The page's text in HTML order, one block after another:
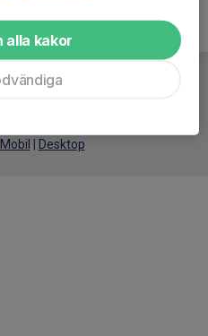
Mobil Desktop
alla kakor